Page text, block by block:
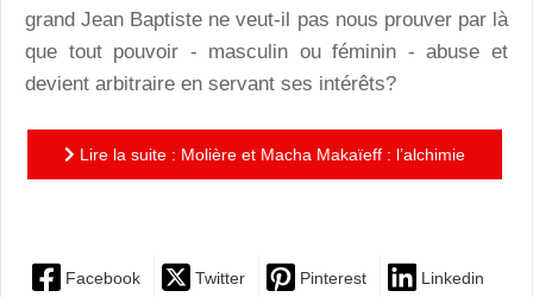
grand Jean Baptiste ne veut-il pas nous prouver par là
que tout pouvoir - masculin ou féminin - abuse et
devient arbitraire en servant ses intérêts?
Lire la suite : Molière et Macha Makaïeff : l’alchimie
Facebook Twitter Pinterest Linkedin